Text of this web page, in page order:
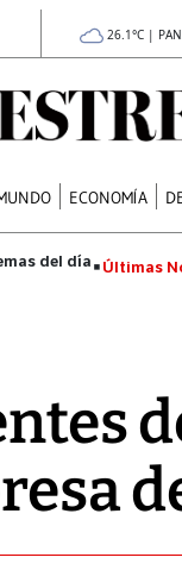
26.1°C |
ECONOMÍA
Últimas